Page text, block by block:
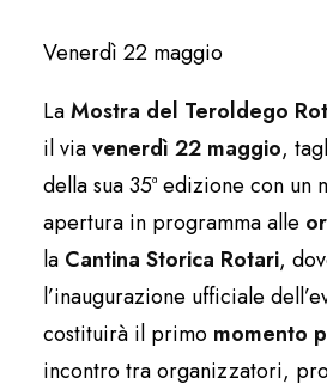
Venerdì 22 maggio
LaMostra del Teroldego
il viavenerdì 22 maggio,
della sua 35ª edizione con un
apertura in programma alle
la Cantina Storica Rotari,
l’inaugurazione ufficiale
costituirà il primo momento
incontro tra organizzatori,